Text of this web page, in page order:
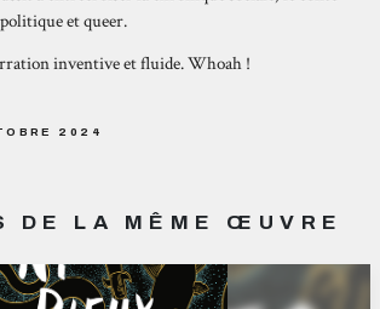
et queer.
inventive et fluide. Whoah !
2024
DE LA MÊME ŒUVRE